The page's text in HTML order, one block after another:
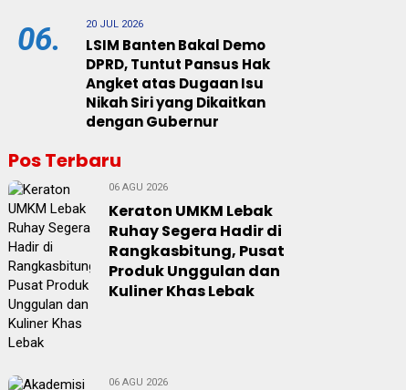
06. 20 JUL 2026
LSIM Banten Bakal Demo
DPRD, Tuntut Pansus Hak
Angket atas Dugaan Isu
Nikah Siri yang Dikaitkan
dengan Gubernur
Pos Terbaru
06 AGU 2026
Keraton UMKM Lebak
Ruhay Segera Hadir di
Rangkasbitung, Pusat
Produk Unggulan dan
Kuliner Khas Lebak
06 AGU 2026